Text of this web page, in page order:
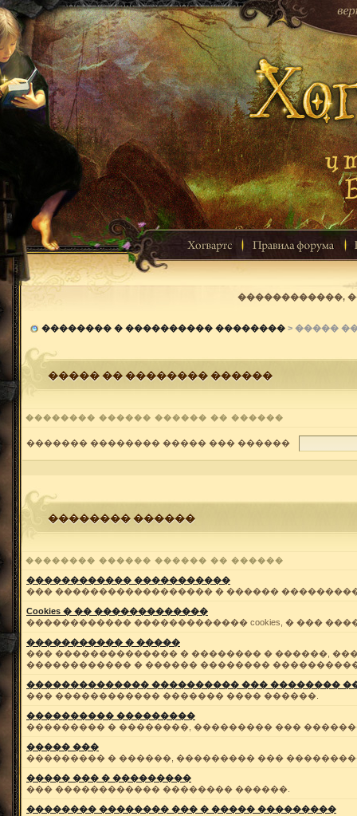
������������,
�������� � ���������� �������� > �����
����� �� �������� ������
�������� ������ ������ �� ������
������� �������� ����� ��� ������
�������� ������
�������� ������ ������ �� ������
������������ �����������
��� ������������������ � ������
Cookies � �� �������������
������������ ������������� cookies, � ���
����������� � �����
��� �������������� � �������� � ������,
������������ � ������ ��������
�������������� ���������� ��� ��������
��� ������������ ������� ���� ������.
���������� ���������
��������� � ��������, ��������� ���
����� ���
��������� � ������, ��������� ���
����� ��� � ���������
��� ������������ �������� ������.
�������� �������� ��� � ����� ���������